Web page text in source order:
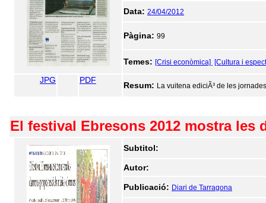
Data: 24/04/2012
Pàgina: 99
Temes: [Crisi econòmica] [Cultura i
JPG PDF
Resum: La vuitena ediciÃ³ de les
El festival Ebresons 2012 mostra
Subtitol:
Autor:
Publicació: Diari de Tarragona